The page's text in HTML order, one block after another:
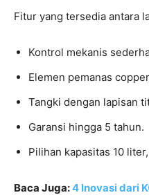
Fitur yang tersedia antara
Kontrol mekanis
Elemen pemanas
Tangki dengan lapisan
Garansi hingga 5 tahun.
Pilihan kapasitas 10
Baca Juga:4 Inovasi dari